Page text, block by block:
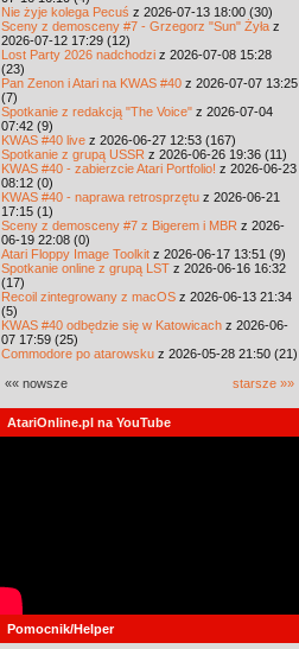
Nie żyje kolega Pecuś z 2026-07-13 18:00 (30)
Sceny z demosceny #7 - Grzegorz "Sun" Żyła z
2026-07-12 17:29 (12)
Lost Party 2026 nadchodzi z 2026-07-08 15:28
(23)
Pan Zenon i Atari na KWAS #40 z 2026-07-07 13:25
(7)
Spotkanie z redakcją "The Voice" z 2026-07-04
07:42 (9)
KWAS #40 live z 2026-06-27 12:53 (167)
Spotkanie z grupą USSR z 2026-06-26 19:36 (11)
KWAS #40 - zabierzcie Atari Portfolio! z 2026-06-23
08:12 (0)
KWAS #40 - naprawa retrosprzętu z 2026-06-21
17:15 (1)
Sceny z demosceny #7 z Bigerem i MBR z 2026-
06-19 22:08 (0)
Atari Floppy Image Toolkit z 2026-06-17 13:51 (9)
Spotkanie online z grupą LST z 2026-06-16 16:32
(17)
Recoil zintegrowany z macOS z 2026-06-13 21:34
(5)
KWAS #40 odbędzie się w Katowicach z 2026-06-
07 17:59 (25)
Commodore po atarowsku z 2026-05-28 21:50 (21)
«« nowsze starsze »»
AtariOnline.pl na YouTube
Pomocnik/Helper